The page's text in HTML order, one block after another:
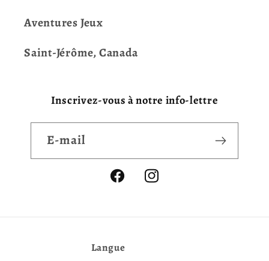
Aventures Jeux
Saint-Jérôme, Canada
Inscrivez-vous à notre info-lettre
E-mail
FacebookInstagram
Langue